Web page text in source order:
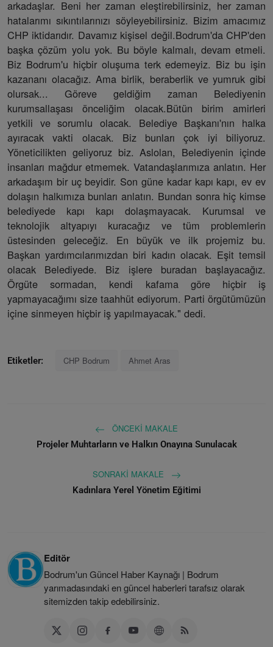
arkadaşlar. Beni her zaman eleştirebilirsiniz, her zaman
hatalarımı sıkıntılarınızı söyleyebilirsiniz. Bizim amacımız
CHP iktidarıdır. Davamız kişisel değil.Bodrum'da CHP'den
başka çözüm yolu yok. Bu böyle kalmalı, devam etmeli.
Biz Bodrum'u hiçbir oluşuma terk edemeyiz. Biz bu işin
kazananı olacağız. Ama birlik, beraberlik ve yumruk gibi
olursak... Göreve geldiğim zaman Belediyenin
kurumsallaşası önceliğim olacak.Bütün birim amirleri
yetkili ve sorumlu olacak. Belediye Başkanı'nın halka
ayıracak vakti olacak. Biz bunları çok iyi biliyoruz.
Yöneticilikten geliyoruz biz. Aslolan, Belediyenin içinde
insanları mağdur etmemek. Vatandaşlarımıza anlatın. Her
arkadaşım bir uç beyidir. Son güne kadar kapı kapı, ev ev
dolaşın halkımıza bunları anlatın. Bundan sonra hiç kimse
belediyede kapı kapı dolaşmayacak. Kurumsal ve
teknolojik altyapıyı kuracağız ve tüm problemlerin
üstesinden geleceğiz. En büyük ve ilk projemiz bu.
Başkan yardımcılarımızdan biri kadın olacak. Eşit temsil
olacak Belediyede. Biz işlere buradan başlayacağız.
Örgüte sormadan, kendi kafama göre hiçbir iş
yapmayacağımı size taahhüt ediyorum. Parti örgütümüzün
içine sinmeyen hiçbir iş yapılmayacak." dedi.
Etiketler: CHP Bodrum Ahmet Aras
ÖNCEKI MAKALE
Projeler Muhtarların ve Halkın Onayına Sunulacak
SONRAKI MAKALE
Kadınlara Yerel Yönetim Eğitimi
Editör
Bodrum'un Güncel Haber Kaynağı | Bodrum
yarımadasındaki en güncel haberleri tarafsız olarak
sitemizden takip edebilirsiniz.